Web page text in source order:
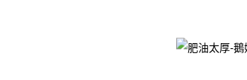
肥油太厚-鵝娘的後宮